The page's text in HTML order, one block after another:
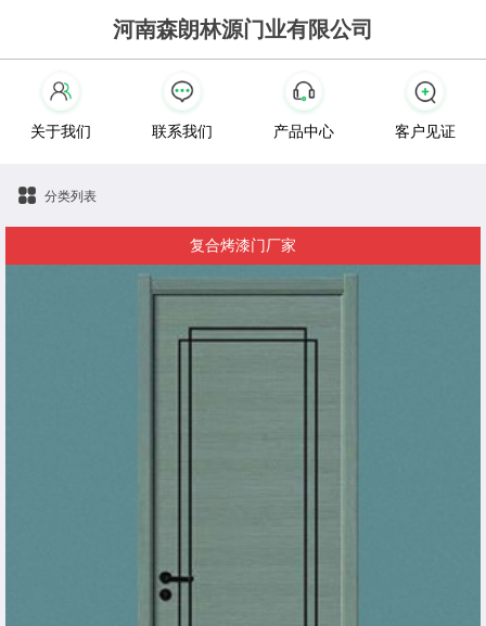
河南森朗林源门业有限公司
关于我们 联系我们 产品中心 客户见证
分类列表
复合烤漆门厂家